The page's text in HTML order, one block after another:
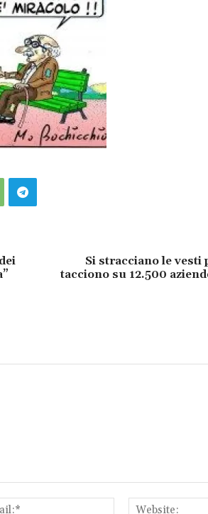
Si stracciano le vesti
tacciono su 12.500
Email:*